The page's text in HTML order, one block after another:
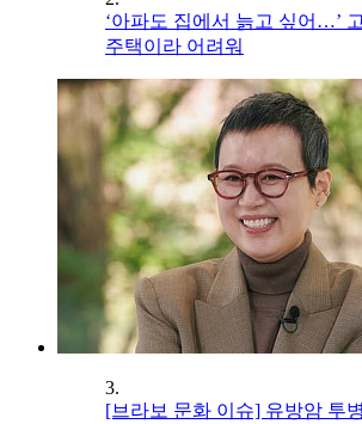
‘아파도 집에서 늙고 싶어…’
주택이라 어려워
3.
[브라보 문화 이슈] 유방암 투